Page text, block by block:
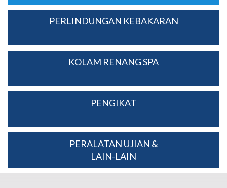
PERLINDUNGAN KEBAKARAN
KOLAM RENANG SPA
PENGIKAT
PERALATAN UJIAN &
LAIN-LAIN